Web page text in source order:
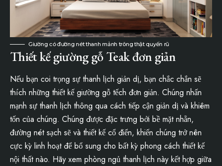
Giường có đường nét thanh mảnh trông thật quyến rũ
Thiết kế giường gỗ Teak đơn giản
Nếu bạn coi trọng sự thanh lịch giản dị, bạn chắc chắn sẽ
thích những thiết kế giường gỗ tếch đơn giản. Chúng nhấn
mạnh sự thanh lịch thông qua cách tiếp cận giản dị và khiêm
tốn của chúng. Chúng được đặc trưng bởi bề mặt nhẵn,
đường nét sạch sẽ và thiết kế cổ điển, khiến chúng trở nên
cực kỳ linh hoạt để bổ sung cho bất kỳ phong cách thiết kế
nội thất nào. Hãy xem phòng ngủ thanh lịch này kết hợp giữa